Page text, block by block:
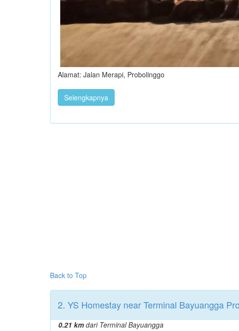
Alamat: Jalan Merapi, Probolinggo
Selengkapnya
Back to Top
2. YS Homestay near Terminal Bayuangga
0.21 kmdari Terminal Bayuangga